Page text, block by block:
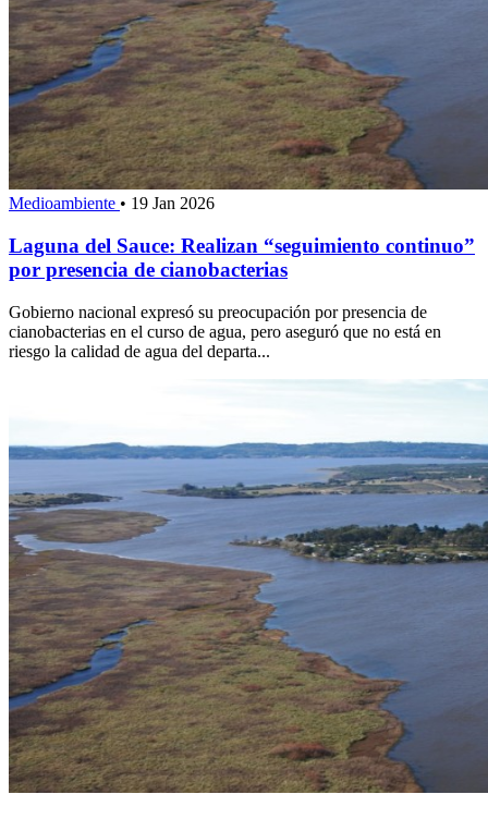
Medioambiente • 19 Jan 2026
Laguna del Sauce: Realizan “seguimiento continuo”
por presencia de cianobacterias
Gobierno nacional expresó su preocupación por presencia de
cianobacterias en el curso de agua, pero aseguró que no está en
riesgo la calidad de agua del departa...